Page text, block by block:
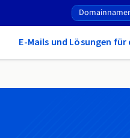
E-Mails und Lösungen